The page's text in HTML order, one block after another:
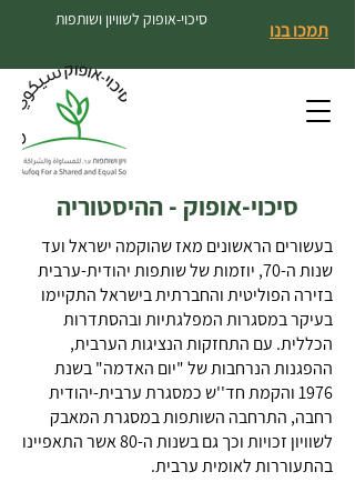
סיכוי-אופוק לשוויון ושותפות תמכו בנו
בעשורים הראשונים מאז שהוקמה ישראל ועד
שנות ה-70, יוזמות של שותפות יהודית-ערבית
בזירה הפוליטית והחברתית בישראל התקיימו
בעיקר במסגרות המפלגתיות ובהסתדרות
הכללית. עם התחזקות הנציגות הערבית,
ההפגנות הנרחבות של "יום האדמה" בשנת
1976 והקמת חד''ש כמסגרת ערבית-יהודית
רחבה, התרחבה השותפות במסגרת המאבק
לשוויון זכויות וכך גם בשנות ה-80 אשר התאפיינו
בהתעוררות לאומית ערבית.
סיכוי-אופוק - ההיסטוריה